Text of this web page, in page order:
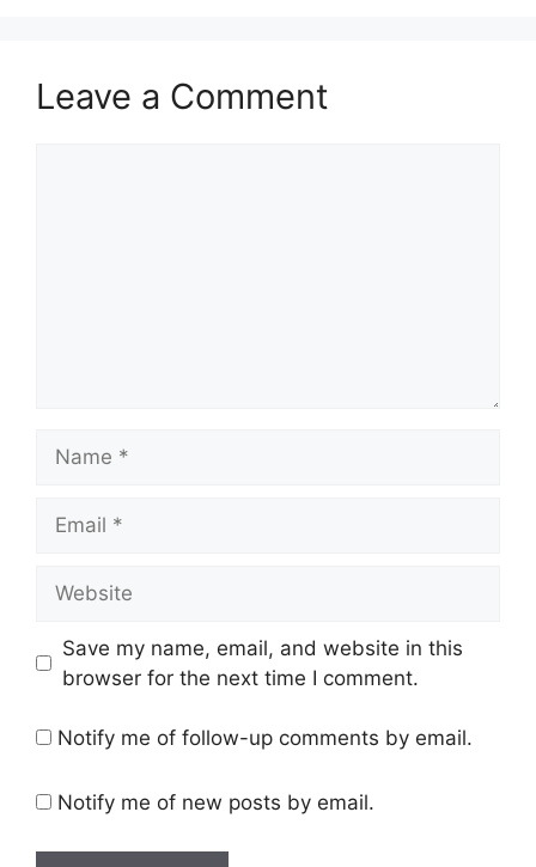
Leave a Comment
Save my name, email, and website in this
browser for the next time I comment.
Notify me of follow-up comments by email.
Notify me of new posts by email.